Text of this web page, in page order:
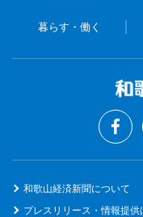
暮らす・働く
和歌山経済新聞について
プレスリリース・情報提供